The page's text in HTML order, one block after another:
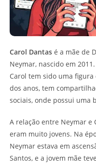
Carol Dantas é a mãe de
Neymar, nascido em
Carol tem sido uma
dos anos, tem
sociais, onde possui uma
A relação entre Neymar e
eram muito jovens. Na
Neymar estava em
Santos, e a jovem mãe